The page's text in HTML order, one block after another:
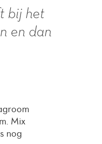
bij het
en dan
Mix
nog